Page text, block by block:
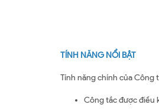
TÍNH NĂNG NỔI BẬT
Tính năng chính của Công
Công tắc được điều